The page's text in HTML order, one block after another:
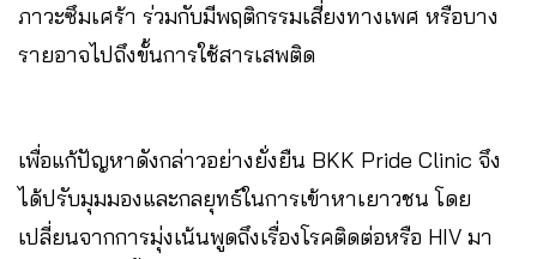
ภาวะซึมเศร้า ร่วมกับมีพฤติกรรมเสี่ยงทางเพศ หรือบาง
รายอาจไปถึงขั้นการใช้สารเสพติด
เพื่อแก้ปัญหาดังกล่าวอย่างยั่งยืน BKK Pride Clinic จึง
ได้ปรับมุมมองและกลยุทธ์ในการเข้าหาเยาวชน โดย
เปลี่ยนจากการมุ่งเน้นพูดถึงเรื่องโรคติดต่อหรือ HIV มา